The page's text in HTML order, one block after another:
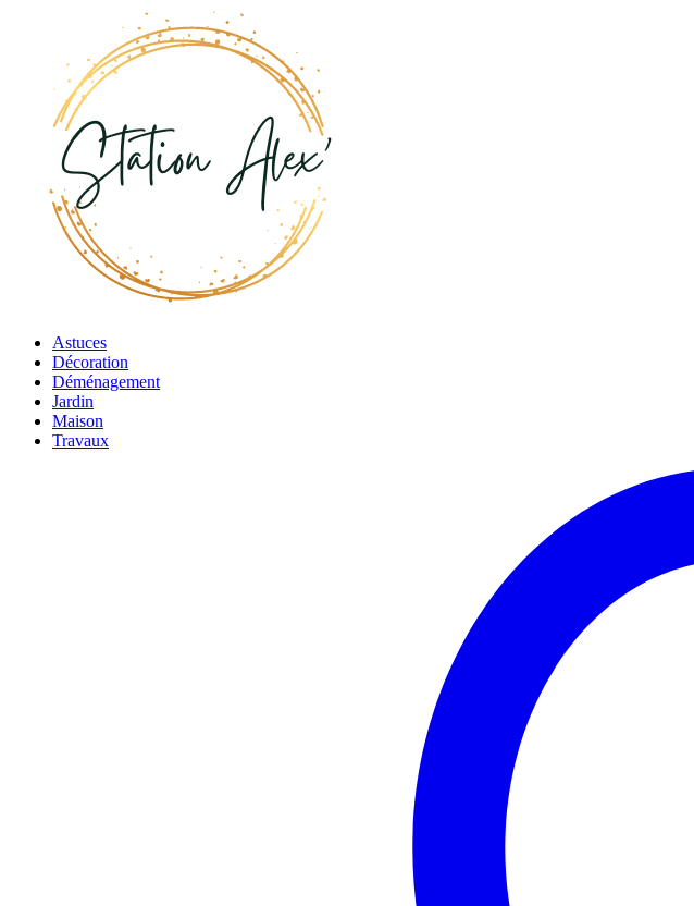
Astuces
Décoration
Déménagement
Jardin
Maison
Travaux